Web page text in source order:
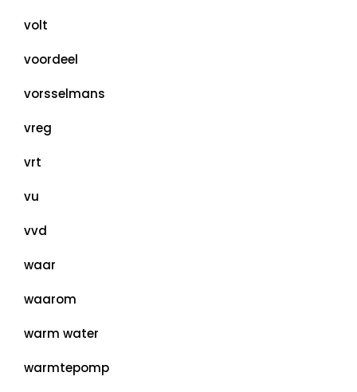
volt
voordeel
vorsselmans
vreg
vrt
vu
vvd
waar
waarom
warm water
warmtepomp